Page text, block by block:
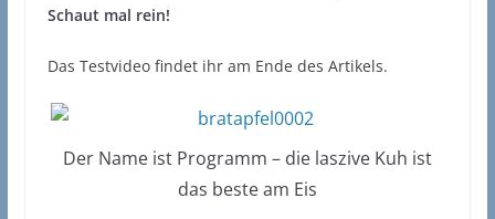
Schaut mal rein!
Das Testvideo findet ihr am Ende des Artikels.
Der Name ist Programm – die laszive Kuh ist
das beste am Eis